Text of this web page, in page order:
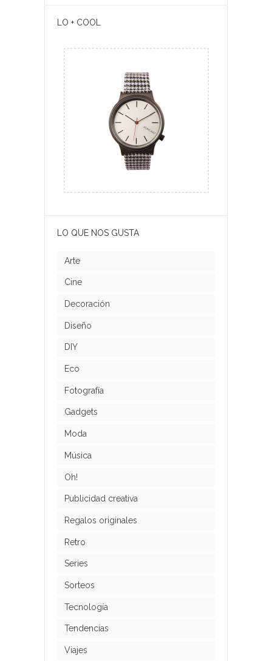
LO + COOL
LO QUE NOS GUSTA
Arte
Cine
Decoración
Diseño
DIY
Eco
Fotografía
Gadgets
Moda
Música
Oh!
Publicidad creativa
Regalos originales
Retro
Series
Sorteos
Tecnología
Tendencias
Viajes